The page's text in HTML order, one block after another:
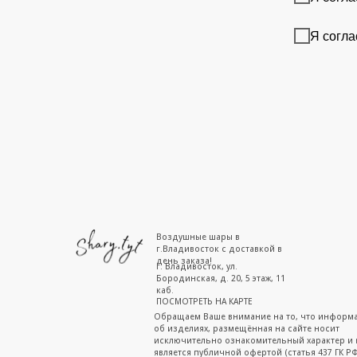
Я
г. Владивосток, ул.
Бородинская, д. 20, 5 этаж, 11
каб.
ПОСМОТРЕТЬ НА КАРТЕ
Воздушные шары в
г.Владивосток с доставкой в
день заказа!
Обращаем Ваше внимание на то, что
об изделиях, размещённая на сайте носит
исключительно ознакомительный характер и
является публичной офертой (статья 437 ГК